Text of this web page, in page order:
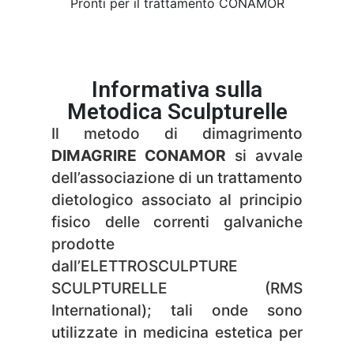
Pronti per il trattamento CONAMOR
Informativa sulla
Metodica Sculpturelle
Il metodo di dimagrimento
DIMAGRIRE CONAMOR si avvale
dell’associazione di un trattamento
dietologico associato al principio
fisico delle correnti galvaniche
prodotte
dall’ELETTROSCULPTURE
SCULPTURELLE (RMS
International); tali onde sono
utilizzate in medicina estetica per